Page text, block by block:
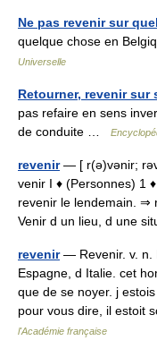
Ne pas revenir sur
quelque chose en
Universelle
Retourner, revenir sur
pas refaire en sens
de conduite …
revenir— [ r(ə)vənir;
venir I ♦ (Personnes) 1
revenir le lendemain. ⇒
Venir d un lieu, d une
revenir— Revenir. v. n.
Espagne, d Italie. cet
que de se noyer. j
pour vous dire, il
l'Académie française